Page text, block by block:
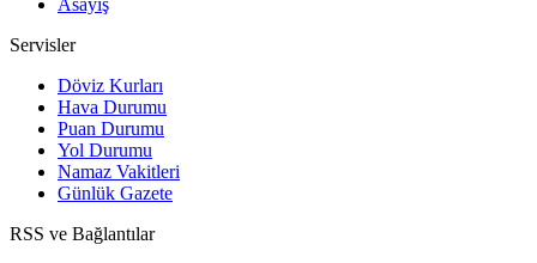
Asayiş
Servisler
Döviz Kurları
Hava Durumu
Puan Durumu
Yol Durumu
Namaz Vakitleri
Günlük Gazete
RSS ve Bağlantılar